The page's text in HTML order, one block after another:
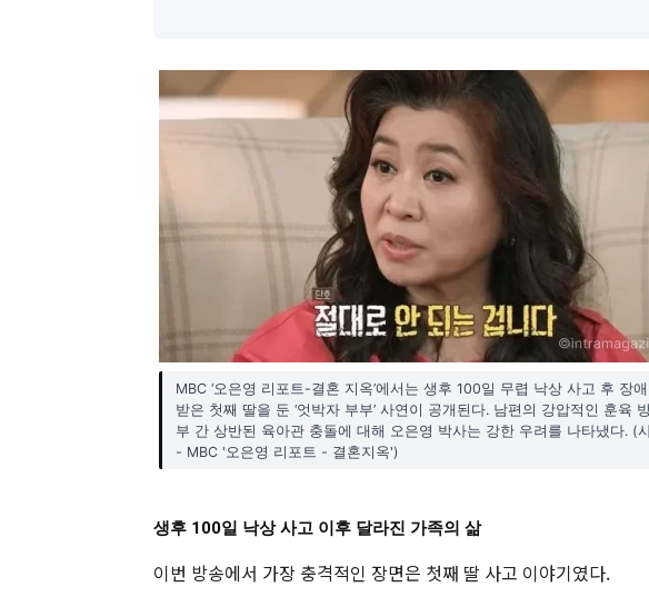
MBC ‘오은영 리포트-결혼 지옥’에서는 생후 100일 무렵 낙상 사고 후 장
받은 첫째 딸을 둔 ‘엇박자 부부’ 사연이 공개된다. 남편의 강압적인 훈육
부 간 상반된 육아관 충돌에 대해 오은영 박사는 강한 우려를 나타냈다. (
- MBC '오은영 리포트 - 결혼지옥')
생후 100일 낙상 사고 이후 달라진 가족의 삶
이번 방송에서 가장 충격적인 장면은 첫째 딸 사고 이야기였다.